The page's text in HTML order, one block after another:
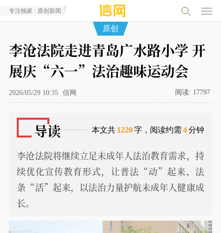
专注独家 · 原创新闻
原创
李沧法院走进青岛广水路小学 开
展庆“六一”法治趣味运动会
2026/05/29 10:35 信网 阅读: 17797
导读 本文共 1220字，阅读约需 4分钟
李沧法院将继续立足未成年人法治教育需求，持
续优化宣传教育形式，让普法“动”起来、法
条“活”起来，以法治力量护航未成年人健康成
长。